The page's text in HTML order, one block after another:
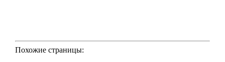
Похожие страницы: